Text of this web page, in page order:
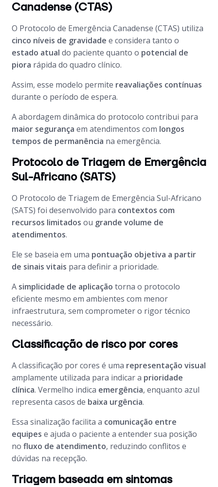
Canadense (CTAS)
O Protocolo de Emergência Canadense (CTAS) utiliza
cinco níveis de gravidade e considera tanto o
estado atual do paciente quanto o potencial de
piora rápida do quadro clínico.
Assim, esse modelo permite reavaliações contínuas
durante o período de espera.
A abordagem dinâmica do protocolo contribui para
maior segurança em atendimentos com longos
tempos de permanência na emergência.
Protocolo de Triagem de Emergência
Sul-Africano (SATS)
O Protocolo de Triagem de Emergência Sul-Africano
(SATS) foi desenvolvido para contextos com
recursos limitados ou grande volume de
atendimentos.
Ele se baseia em uma pontuação objetiva a partir
de sinais vitais para definir a prioridade.
A simplicidade de aplicação torna o protocolo
eficiente mesmo em ambientes com menor
infraestrutura, sem comprometer o rigor técnico
necessário.
Classificação de risco por cores
A classificação por cores é uma representação visual
amplamente utilizada para indicar a prioridade
clínica. Vermelho indica emergência, enquanto azul
representa casos de baixa urgência.
Essa sinalização facilita a comunicação entre
equipes e ajuda o paciente a entender sua posição
no fluxo de atendimento, reduzindo conflitos e
dúvidas na recepção.
Triagem baseada em sintomas